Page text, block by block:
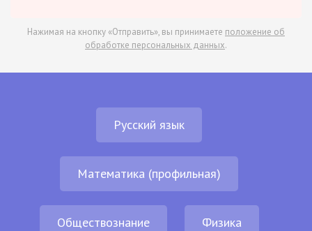
Нажимая на кнопку «Отправить», вы принимаете положение об
обработке персональных данных.
Русский язык
Математика (профильная)
Обществознание Физика